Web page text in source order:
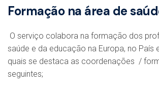
Formação na área de
O serviço colabora na formação dos
saúde e da educação na Europa, no País
quais se destaca as coordenações /
seguintes;